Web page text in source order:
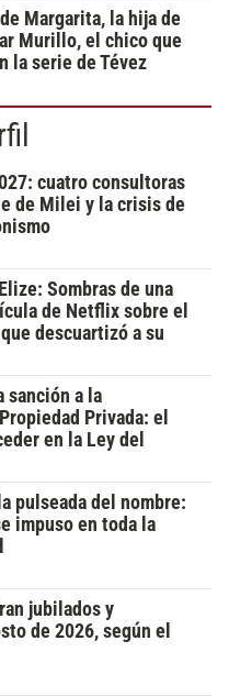
Margarita, la hija de
Murillo, el chico que
la serie de Tévez
cuatro consultoras
de Milei y la crisis de
Sombras de una
de Netflix sobre el
descuartizó a su
sanción a la
Privada: el
en la Ley del
pulseada del nombre:
impuso en toda la
jubilados y
de 2026, según el